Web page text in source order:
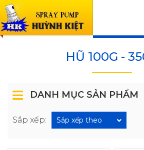
SẢN PHẨM
Trang chủ SẢN PHẨM
HŨ 100G -
DANH MỤC SẢN PHẨM
Sắp xếp: Sắp xếp theo